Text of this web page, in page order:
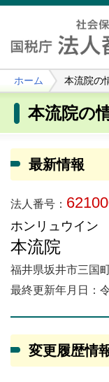
ホーム 本流院の
本流院の
最新情報
法人番号：
ホンリュウイン
本流院
福井県坂井市三国
最終更新年月日：
変更履歴情